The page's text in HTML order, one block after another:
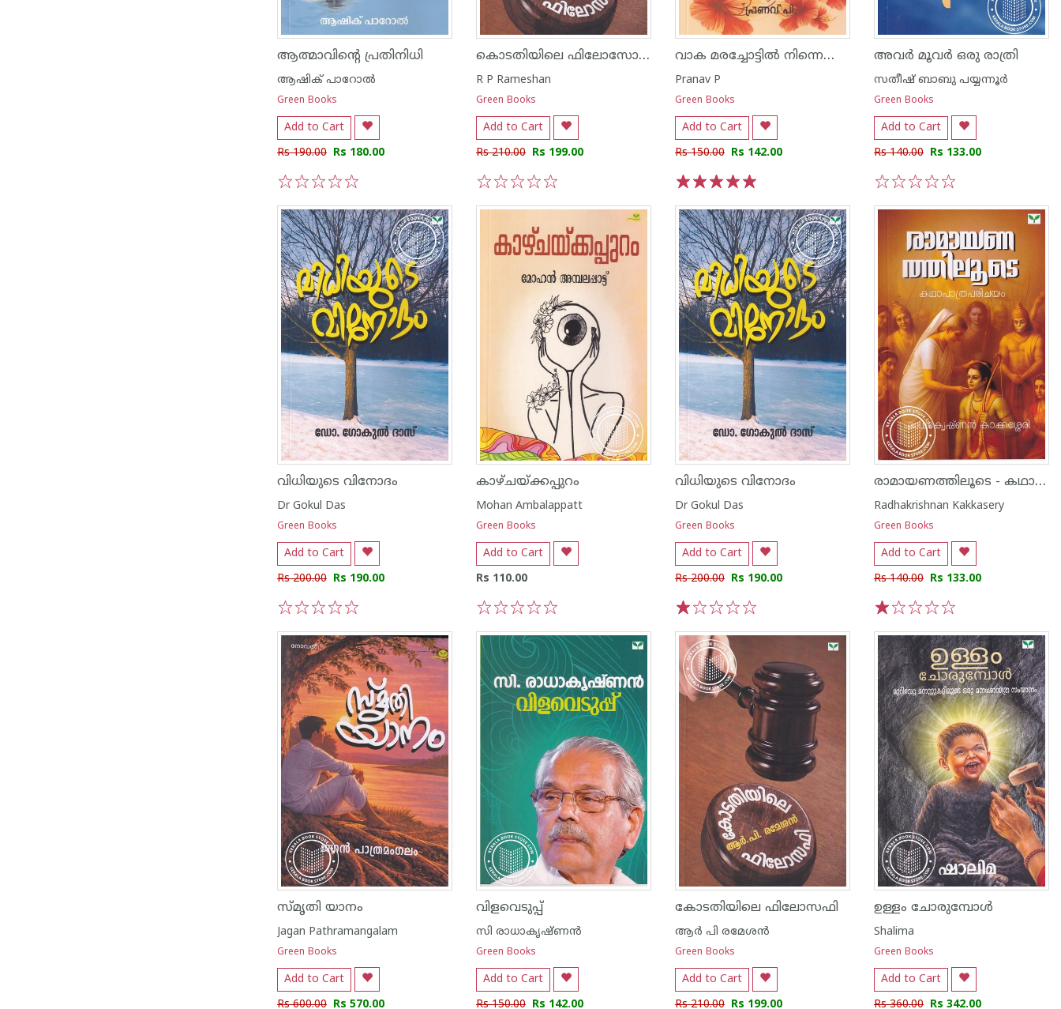
ആത്മാവിന്റെ പ്രതിനിധി
ആഷിക് പാറോൽ
Green Books
Add to Cart
Rs 190.00 Rs 180.00
കൊടതിയിലെ ഫിലോസോഫി
R P Rameshan
Green Books
Add to Cart
Rs 210.00 Rs 199.00
വാക മരച്ചോട്ടിൽ നിന്നെയും കാത്ത്
Pranav P
Green Books
Add to Cart
Rs 150.00 Rs 142.00
അവർ മൂവർ ഒരു രാത്രി
സതീഷ് ബാബു പയ്യന്നൂര്‍
Green Books
Add to Cart
Rs 140.00 Rs 133.00
വിധിയുടെ വിനോദം
Dr Gokul Das
Green Books
Add to Cart
Rs 200.00 Rs 190.00
കാഴ്ചയ്ക്കപ്പുറം
Mohan Ambalappatt
Green Books
Add to Cart
Rs 110.00
വിധിയുടെ വിനോദം
Dr Gokul Das
Green Books
Add to Cart
Rs 200.00 Rs 190.00
രാമായണത്തിലൂടെ - കഥാപാത്രപരിചയം
Radhakrishnan Kakkasery
Green Books
Add to Cart
Rs 140.00 Rs 133.00
സ്മൃതി യാനം
Jagan Pathramangalam
Green Books
Add to Cart
Rs 600.00 Rs 570.00
വിളവെടുപ്പ്
സി രാധാകൃഷ്ണന്‍
Green Books
Add to Cart
Rs 150.00 Rs 142.00
കോടതിയിലെ ഫിലോസഫി
ആർ പി രമേശൻ
Green Books
Add to Cart
Rs 210.00 Rs 199.00
ഉള്ളം ചോരുമ്പോൾ
Shalima
Green Books
Add to Cart
Rs 360.00 Rs 342.00